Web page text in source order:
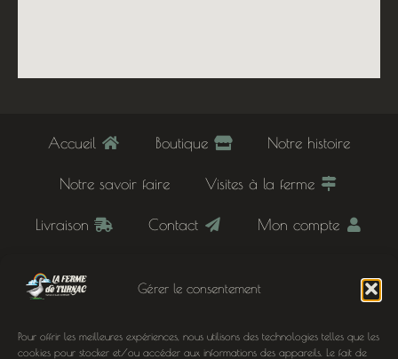
Gérer le consentement
Pour offrir les meilleures expériences, nous utilisons des technologies telles que les
cookies pour stocker et/ou accéder aux informations des appareils. Le fait de
Accueil Boutique Notre histoire
Notre savoir faire Visites à la ferme
Livraison Contact Mon compte
Inscription newsletter